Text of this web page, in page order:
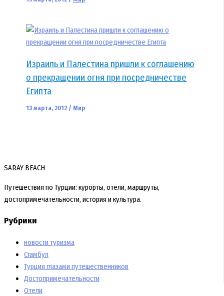
Израиль и Палестина пришли к соглашению
о прекращении огня при посредничестве
Египта
13 марта, 2012 / Мир
SARAY BEACH
Путешествия по Турции: курорты, отели, маршруты,
достопримечательности, история и культура.
Рубрики
новости туризма
Стамбул
Турция глазами путешественников
Достопримечательности
Отели